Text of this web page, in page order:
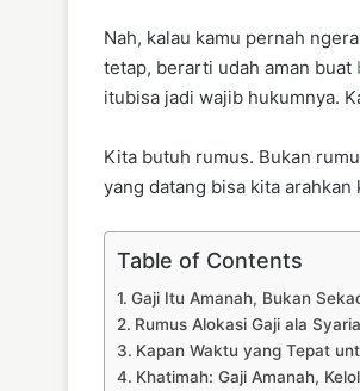
Nah, kalau kamu pernah
tetap, berarti udah aman buat
itubisa jadi wajib hukumnya.
Kita butuh rumus. Bukan
yang datang bisa kita
Table of Contents
Gaji Itu Amanah, Bukan
Rumus Alokasi Gaji ala
Kapan Waktu yang Tepat
Khatimah: Gaji Amanah,